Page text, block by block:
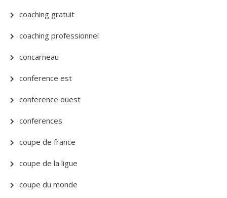
coaching gratuit
coaching professionnel
concarneau
conference est
conference ouest
conferences
coupe de france
coupe de la ligue
coupe du monde